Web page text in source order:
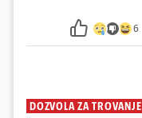
6
DOZVOLA ZA TROVANJE